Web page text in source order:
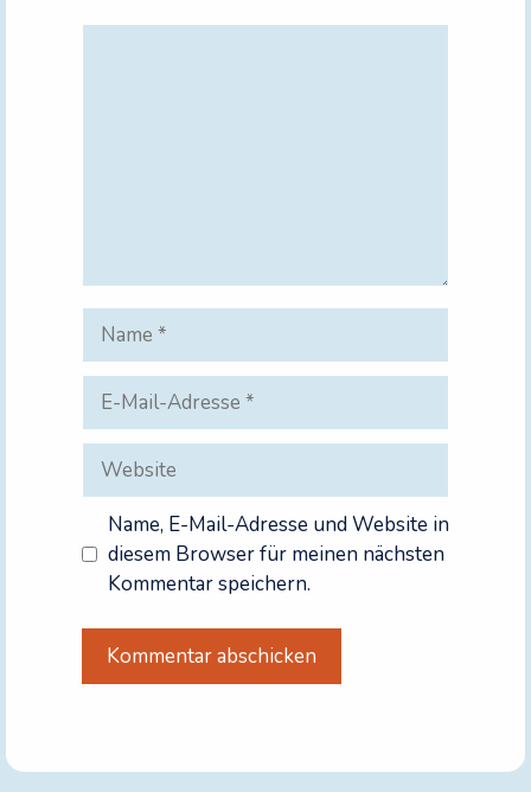
Name
Mail-
Adresse
Website
Name, E-Mail-Adresse und Website in
diesem Browser für meinen nächsten
Kommentar speichern.
t